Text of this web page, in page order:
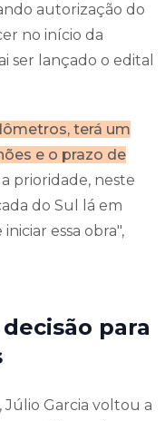
autorização do
no início da
ser lançado o edital
terá um
e o prazo de
a prioridade, neste
do Sul lá em
essa obra",
para
Júlio Garcia voltou a